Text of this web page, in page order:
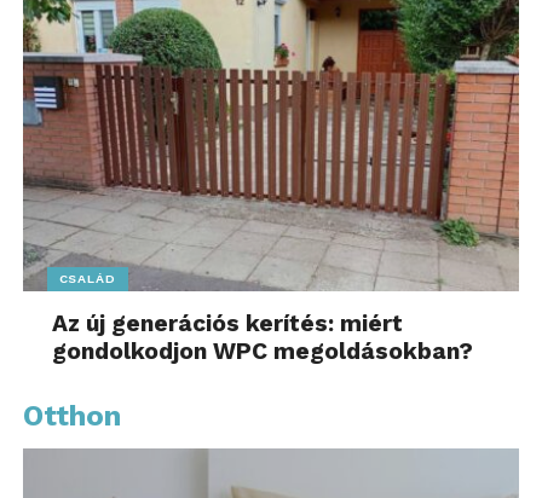
CSALÁD
Az új generációs kerítés: miért
gondolkodjon WPC megoldásokban?
Otthon